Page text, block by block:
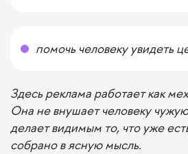
помочь человеку увидеть
Здесь реклама работает как
Она не внушает человеку
делает видимым то, что уже
собрано в ясную мысль.